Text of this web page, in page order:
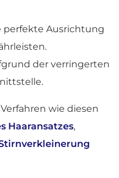
perfekte Ausrichtung
der verringerten
wie diesen
Haaransatzes,